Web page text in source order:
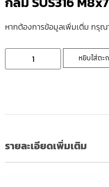
หากต้องการข้อมูลเพิ่มเติ่ม กรุ
หยิบใส่ตะ
รายละเอียดเพิ่มเติม